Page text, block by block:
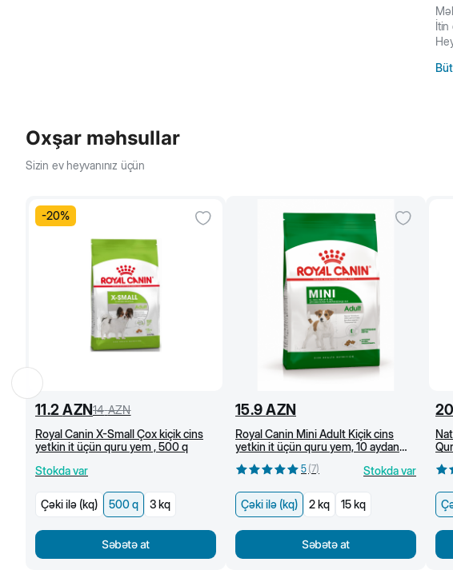
İtin
Oxşar məhsullar
Sizin ev heyvanınız üçün
-20%
11.2 AZN14 AZN
Royal Canin X-Small Çox kiçik cins
yetkin it üçün quru yem , 500 q
Stokda var
Çəki ilə (kq) 500 q 3 kq
Səbətə at
15.9 AZN
Royal Canin Mini Adult Kiçik cins
yetkin it üçün quru yem, 10 aydan
5 (7) Stokda var
Çəki ilə (kq) 2 kq 15 kq
Səbətə at
20